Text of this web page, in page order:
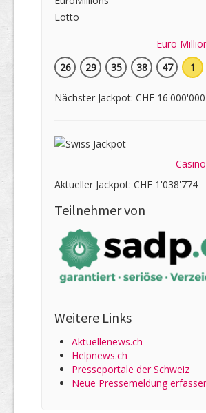
Euro
26
29 35 38 47 1
Nächster Jackpot: CHF 16'000'000
Aktueller Jackpot: CHF 1'038'774
Teilnehmer von
Weitere Links
Aktuellenews.ch
Helpnews.ch
Presseportale der Schweiz
Neue Pressemeldung